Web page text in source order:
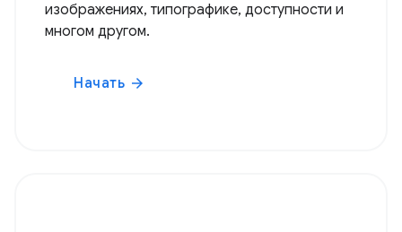
изображениях, типографике, доступности и
многом другом.
Начать arrow_forward